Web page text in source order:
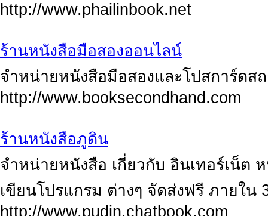
http://www.phailinbook.net
ร้านหนังสือมือสองออนไลน์
จำหน่ายหนังสือมือสองและโปสการ์ดส
http://www.booksecondhand.com
ร้านหนังสือภูดิน
จำหน่ายหนังสือ เกี่ยวกับ อินเทอร์เน็ต
เขียนโปรแกรม ต่างๆ จัดส่งฟรี ภายใ
http://www.pudin.chatbook.com